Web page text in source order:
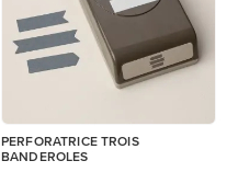
PERFORATRICE TROIS
BANDEROLES